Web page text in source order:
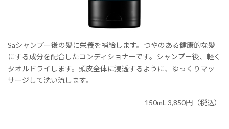
Saシャンプー後の髪に栄養を補給します。つやのある健康的な髪
にする成分を配合したコンディショナーです。シャンプー後、軽く
タオルドライします。頭皮全体に浸透するように、ゆっくりマッ
サージして洗い流します。
150mL 3,850円（税込）